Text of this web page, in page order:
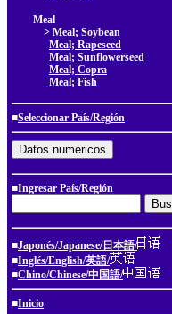
Meal
> Meal; Soybean
Meal; Rapeseed
Meal; Sunflowerseed
Meal; Copra
Meal; Fish
■Seleccionar País/Región
■Ingresar País/Región
■Japonés/Japanese/日本語/
■Inglés/English/英語/
■Chino/Chinese/中国語/
■Inicio